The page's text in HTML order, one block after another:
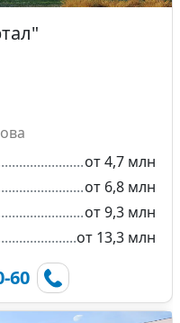
от 4,7 млн
от 6,8 млн
от 9,3 млн
от 13,3 млн
60